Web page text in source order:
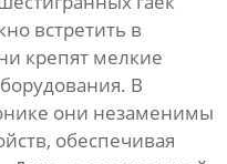
встретить в
крепят мелкие
В
они незаменимы
обеспечивая